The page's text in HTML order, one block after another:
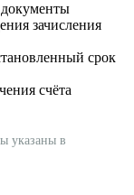
зачисления
срок
счёта
указаны в